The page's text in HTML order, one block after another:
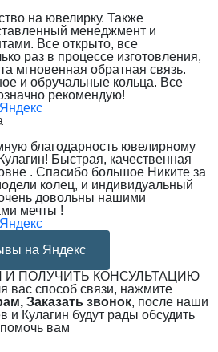
на ювелирку. Также
менеджмент и
Все открыто, все
раз в процессе изготовления,
мгновенная обратная связь.
и обручальные кольца. Все
рекомендую!
благодарность ювелирному
Быстрая, качественная
. Спасибо большое Никите за
колец, и индивидуальный
довольны нашими
мечты !
на Яндекс
И ПОЛУЧИТЬ КОНСУЛЬТАЦИЮ
вас способ связи, нажмите
Заказать звонок, после наши
и Кулагин будут рады обсудить
вам